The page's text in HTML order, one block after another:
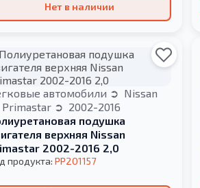
Нет в наличии
автомобили
Nissan
Primastar
2002-2016
подушка
верхняя Nissan
2002-2016 2,0
продукта: PP201157